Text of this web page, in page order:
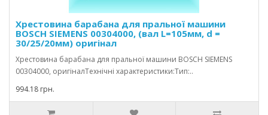
Хрестовина барабана для пральної машини
BOSCH SIEMENS 00304000, (вал L=105мм, d =
30/25/20мм) оригінал
Хрестовина барабана для пральної машини BOSCH SIEMENS
00304000, оригіналТехнічні характеристики:Тип:..
994.18 грн.